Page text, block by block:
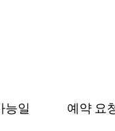
능⁠일
예약 요